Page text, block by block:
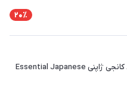
20٪
کتاب آموزش خط کانجی ژاپنی Essential Japanese